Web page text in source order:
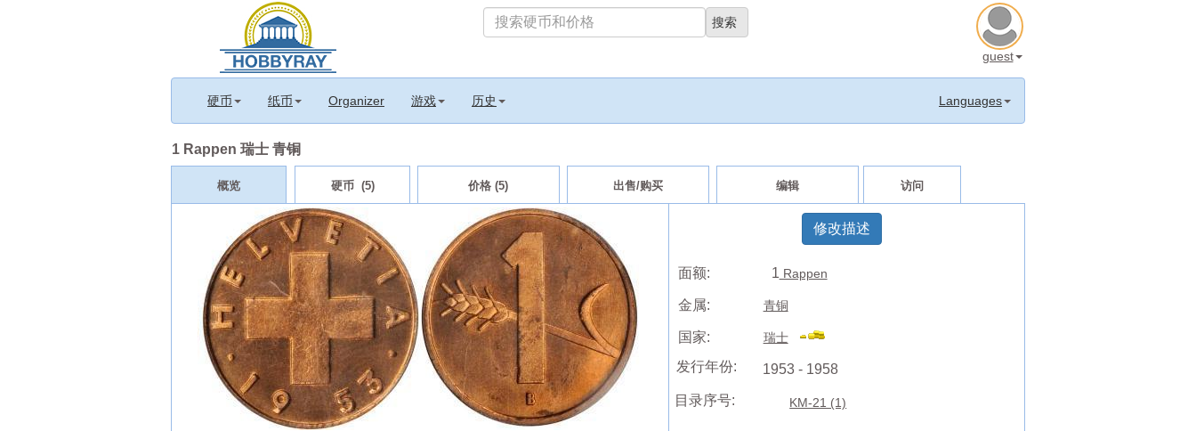
guest
硬币 纸币 Organizer 游戏 历史 Languages
1 Rappen 瑞士 青铜
概览 硬币 (5) 价格 (5) 出售/购买 编辑 访问
修改描述
面额: 1 Rappen
金属: 青铜
国家: 瑞士
发行年份: 1953 - 1958
目录序号: KM-21 (1)